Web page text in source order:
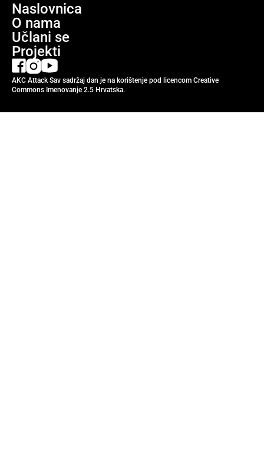
Naslovnica
O nama
Učlani se
Projekti
AKC Attack Sav sadržaj dan je na korištenje pod licencom Creative
Commons Imenovanje 2.5 Hrvatska.